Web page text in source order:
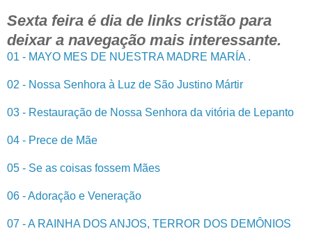
Sexta feira é dia de links cristão para
deixar a navegação mais interessante.
01 - MAYO MES DE NUESTRA MADRE MARÍA .
02 - Nossa Senhora à Luz de São Justino Mártir
03 - Restauração de Nossa Senhora da vitória de Lepanto
04 - Prece de Mãe
05 - Se as coisas fossem Mães
06 - Adoração e Veneração
07 - A RAINHA DOS ANJOS, TERROR DOS DEMÔNIOS